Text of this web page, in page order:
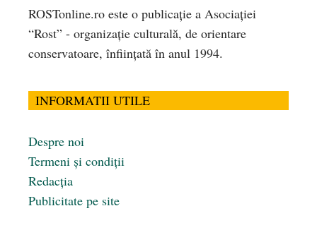
ROSTonline.ro este o publicaţie a Asociaţiei
“Rost” - organizaţie culturală, de orientare
conservatoare, înfiinţată în anul 1994.
INFORMATII UTILE
Despre noi
Termeni și condiții
Redacția
Publicitate pe site